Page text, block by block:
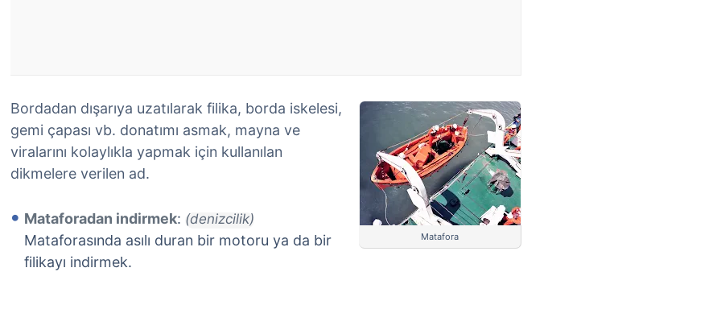
Matafora
Bordadan dışarıya uzatılarak filika, borda iskelesi,
gemi çapası vb. donatımı asmak, mayna ve
viralarını kolaylıkla yapmak için kullanılan
dikmelere verilen ad.
Mataforadan indirmek: (denizcilik)
Mataforasında asılı duran bir motoru ya da bir
filikayı indirmek.